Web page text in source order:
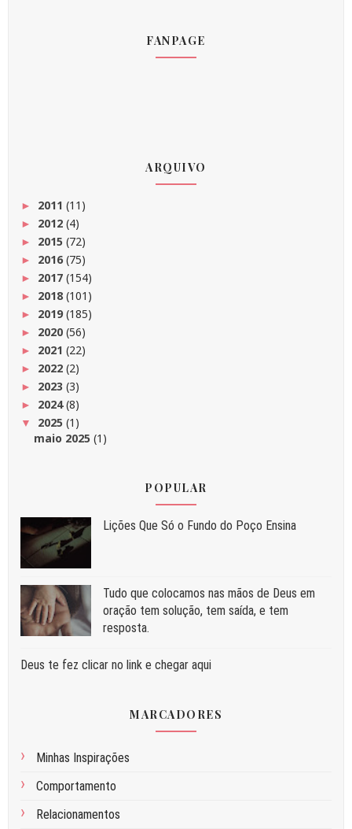
FANPAGE
ARQUIVO
► 2011 (11)
► 2012 (4)
► 2015 (72)
► 2016(75)
► 2017 (154)
► 2018 (101)
► 2019(185)
► 2020 (56)
► 2021 (22)
► 2022 (2)
► 2023 (3)
► 2024(8)
▼ 2025 (1)
maio 2025 (1)
POPULAR
Liç⁠ões Que Só o Fundo do Poço Ensina
Tudo que colocamos nas mãos de Deus em
oração tem solução, tem saída, e tem
resposta.
Deus te fez clicar no link e chegar aqui
MARCADORES
Minhas Inspirações
Comportamento
Relacionamentos